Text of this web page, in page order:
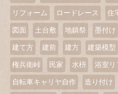
リフォーム ロードレース 住
図面 土台敷 地鎮祭 墨付け
建て方 建前 建方 建築模型
権兵衛峠 民家 水枡 浴室リ
自転車キャリヤ自作 造り付け